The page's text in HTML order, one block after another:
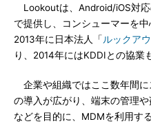
Lookoutは、Android/iOS対応
で提供し、コンシューマーを
2013年に日本法人「 ルックア
り、2014年にはKDDIとの協業
企業や組織ではここ数年間
の導入が広がり、端末の管理
などを目的に、MDMを利用す